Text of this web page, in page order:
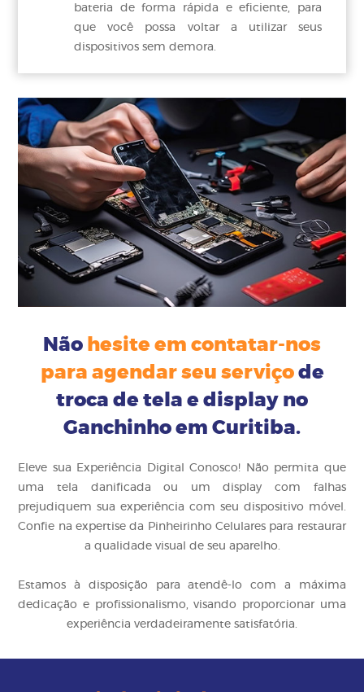
bateria de forma rápida e eficiente, para
que você possa voltar a utilizar seus
dispositivos sem demora.
Não hesite em contatar-nos
para agendar seu serviçode
troca de tela e display no
Ganchinho em Curitiba.
Eleve sua Experiência Digital Conosco! Não permita que
uma tela danificada ou um display com falhas
prejudiquem sua experiência com seu dispositivo móvel.
Confie na expertise da Pinheirinho Celulares para restaurar
a qualidade visual de seu aparelho.
Estamos à disposição para atendê-lo com a máxima
dedicação e profissionalismo, visando proporcionar uma
experiência verdadeiramente satisfatória.